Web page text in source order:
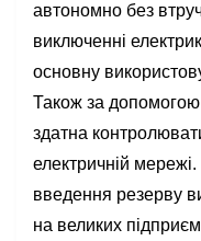
автономно без
виключенні
основну
Також за допомогою
здатна
електричній
введення резерву
на великих